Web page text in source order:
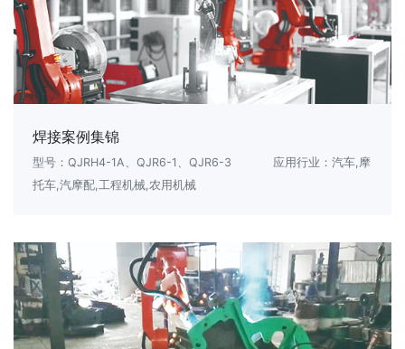
焊接案例集锦
型号：QJRH4-1A、QJR6-1、QJR6-3
应用行业：汽车,摩
托车,汽摩配,工程机械,农用机械